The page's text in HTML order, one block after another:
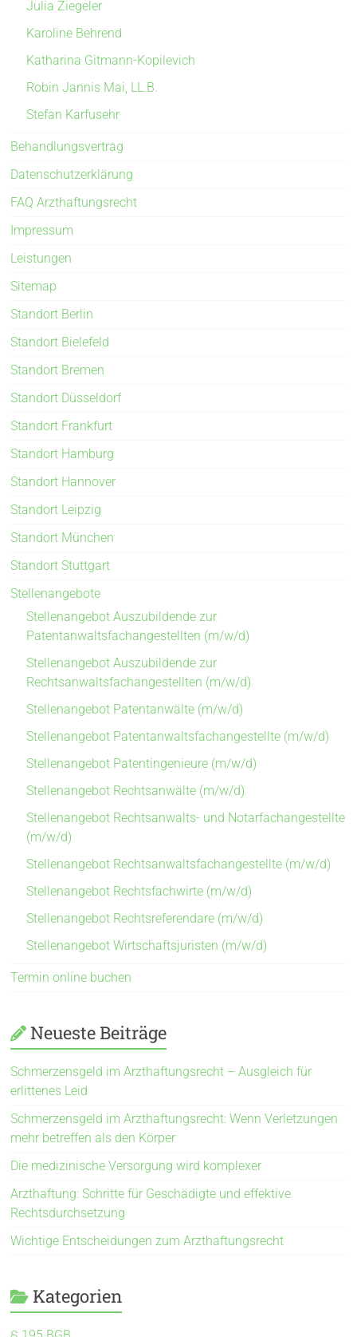
Julia Ziegeler
Karoline Behrend
Katharina Gitmann-Kopilevich
Robin Jannis Mai, LL.B.
Stefan Karfusehr
Behandlungsvertrag
Datenschutzerklärung
FAQ Arzthaftungsrecht
Impressum
Leistungen
Sitemap
Standort Berlin
Standort Bielefeld
Standort Bremen
Standort Düsseldorf
Standort Frankfurt
Standort Hamburg
Standort Hannover
Standort Leipzig
Standort München
Standort Stuttgart
Stellenangebote
Stellenangebot Auszubildende zur
Patentanwaltsfachangestellten (m/w/d)
Stellenangebot Auszubildende zur
Rechtsanwaltsfachangestellten (m/w/d)
Stellenangebot Patentanwälte (m/w/d)
Stellenangebot Patentanwaltsfachangestellte (m/w/d)
Stellenangebot Patentingenieure (m/w/d)
Stellenangebot Rechtsanwälte (m/w/d)
Stellenangebot Rechtsanwalts- und Notarfachangestellte
(m/w/d)
Stellenangebot Rechtsanwaltsfachangestellte (m/w/d)
Stellenangebot Rechtsfachwirte (m/w/d)
Stellenangebot Rechtsreferendare (m/w/d)
Stellenangebot Wirtschaftsjuristen (m/w/d)
Termin online buchen
Neueste Beiträge
Schmerzensgeld im Arzthaftungsrecht – Ausgleich für
erlittenes Leid
Schmerzensgeld im Arzthaftungsrecht: Wenn Verletzungen
mehr betreffen als den Körper
Die medizinische Versorgung wird komplexer
Arzthaftung: Schritte für Geschädigte und effektive
Rechtsdurchsetzung
Wichtige Entscheidungen zum Arzthaftungsrecht
Kategorien